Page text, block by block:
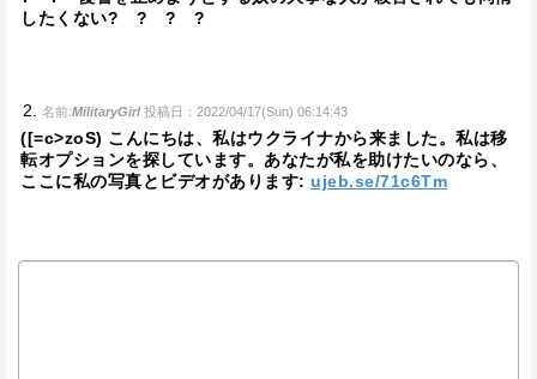
したくない? ? ? ?
名前:MilitaryGirl 投稿日：2022/04/17(Sun) 06:14:43
([=c>zoS) こんにちは、私はウクライナから来ました。私は移
転オプションを探しています。あなたが私を助けたいのなら、
ここに私の写真とビデオがあります: ujeb.se/71c6Tm